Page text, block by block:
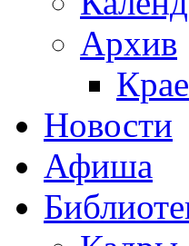
Архив
Новости
Афиша